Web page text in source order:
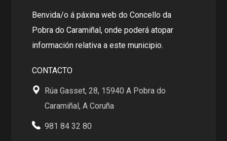
Benvida/o á páxina web do Concello da
Pobra do Caramiñal, onde poderá atopar
información relativa a este municipio.
CONTACTO
Rúa Gasset, 28, 15940 A Pobra do
Caramiñal, A Coruña
981 84 32 80